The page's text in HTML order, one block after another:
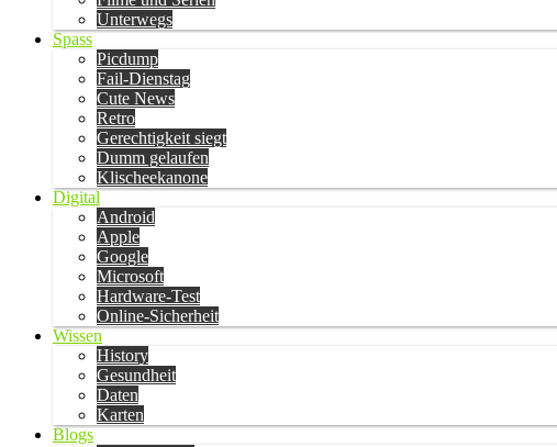
Unterwegs
Spass
Picdump
Fail-Dienstag
Cute News
Retro
Gerechtigkeit siegt
Dumm gelaufen
Klischeekanone
Digital
Android
Apple
Google
Microsoft
Hardware-Test
Online-Sicherheit
Wissen
History
Gesundheit
Daten
Karten
Blogs